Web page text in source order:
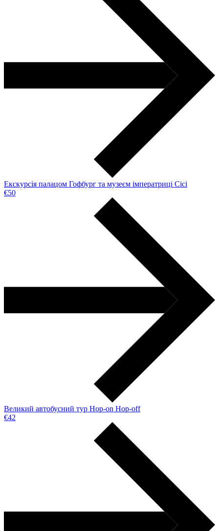
Екскурсія палацом Гофбург та музеєм імператриці Сісі
€50
Великий автобусний тур Hop-on Hop-off
€42